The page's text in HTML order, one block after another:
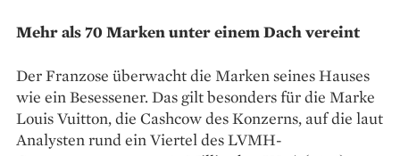
Mehr als 70 Marken unter einem Dach vereint
Der Franzose überwacht die Marken seines Hauses
wie ein Besessener. Das gilt besonders für die Marke
Louis Vuitton, die Cashcow des Konzerns, auf die laut
Analysten rund ein Viertel des LVMH-